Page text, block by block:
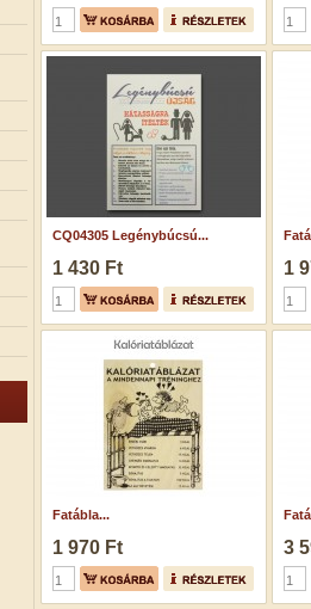
CQ04305 Legénybúcsú...
1 430 Ft 1
Fatábla...
1 970 Ft 3